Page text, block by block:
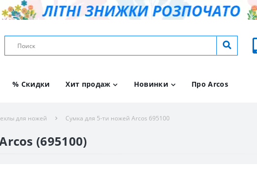
% Скидки Хит продаж Новинки Про Arcos
для ножей Сумка для 5-ти ножей Arcos 695100
(695100)